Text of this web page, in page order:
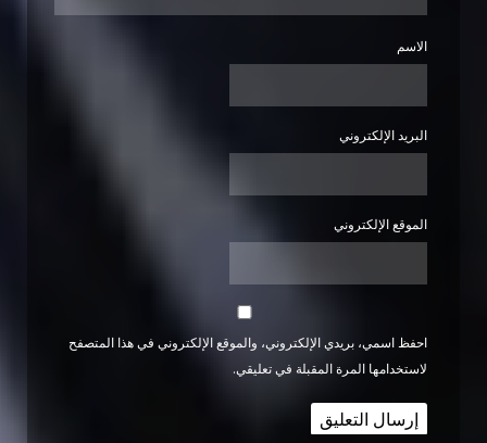
الاسم
البريد الإلكتروني
الموقع الإلكتروني
احفظ اسمي، بريدي الإلكتروني، والموقع الإلكتروني في هذا المتصفح
لاستخدامها المرة المقبلة في تعليقي.